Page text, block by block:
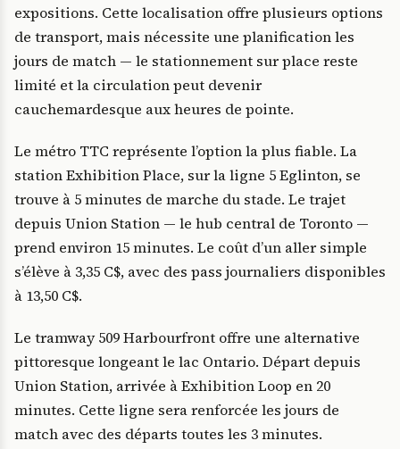
expositions. Cette localisation offre plusieurs options
de transport, mais nécessite une planification les
jours de match — le stationnement sur place reste
limité et la circulation peut devenir
cauchemardesque aux heures de pointe.
Le métro TTC représente l’option la plus fiable. La
station Exhibition Place, sur la ligne 5 Eglinton, se
trouve à 5 minutes de marche du stade. Le trajet
depuis Union Station — le hub central de Toronto —
prend environ 15 minutes. Le coût d’un aller simple
s’élève à 3,35 C$, avec des pass journaliers disponibles
à 13,50 C$.
Le tramway 509 Harbourfront offre une alternative
pittoresque longeant le lac Ontario. Départ depuis
Union Station, arrivée à Exhibition Loop en 20
minutes. Cette ligne sera renforcée les jours de
match avec des départs toutes les 3 minutes.